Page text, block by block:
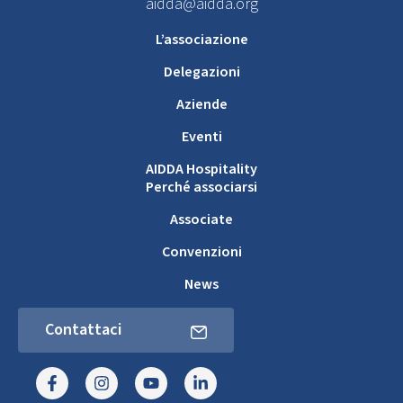
L’associazione
Delegazioni
Aziende
Eventi
AIDDA Hospitality
Perché associarsi
Associate
Convenzioni
News
Contattaci